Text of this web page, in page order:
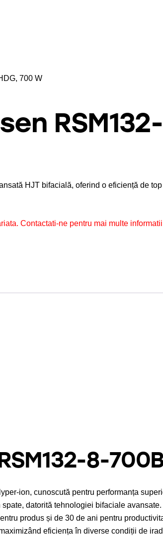
700 W
HJT bifacială, oferind o eficiență de
Contactati-ne pentru mai multe informatii
8-
ion, cunoscută pentru performanța
datorită tehnologiei bifaciale
produs și de 30 de ani pentru
eficiența în diverse condiții de